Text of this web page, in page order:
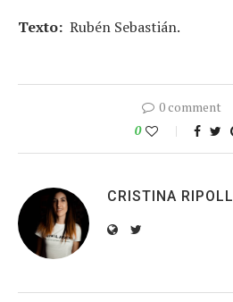
Texto: Rubén Sebastián.
0 comment
0
CRISTINA RIPOLL